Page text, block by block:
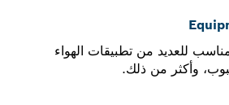
للعديد من تطبيقات الهواء
وأكثر من ذلك.